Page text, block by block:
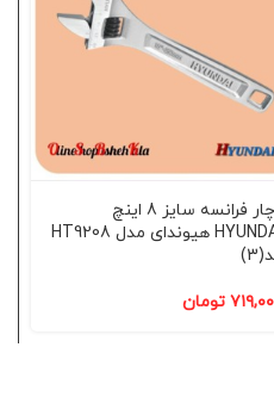
آچار فرانسه سایز 8 اینچ
HYUNDAI هیوندای مدل HT9208
تومان